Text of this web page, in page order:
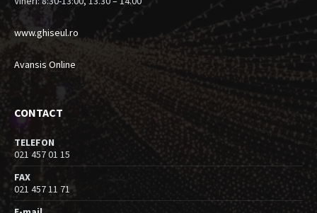
www.ghiseul.ro
Avansis Online
CONTACT
TELEFON
021 457 01 15
FAX
021 457 11 71